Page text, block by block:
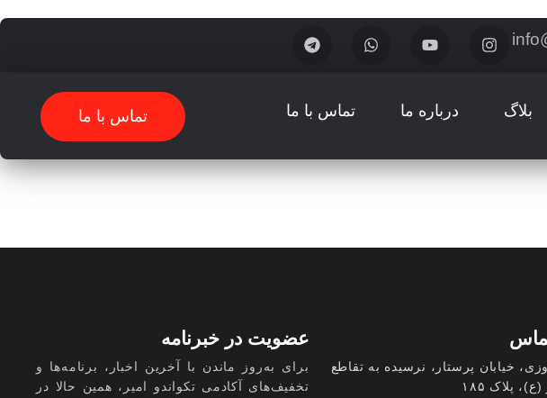
بلاگ درباره ما تماس با ما تماس با ما
خیابان پرستار، نرسیده به تقاطع
پلاک ۱۸۵
عضویت در خبرنامه
برای به‌روز ماندن با آخرین اخبار، برنامه‌ها و
تخفیف‌های آکادمی تکواندو امیر، همین حالا در